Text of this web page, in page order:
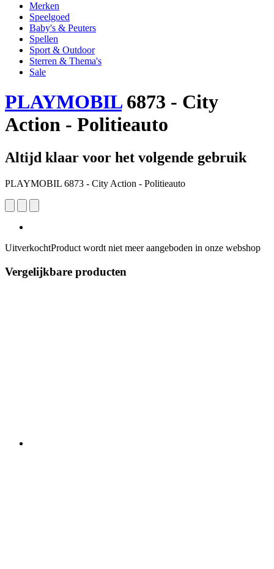
Merken
Speelgoed
Baby's & Peuters
Spellen
Sport & Outdoor
Sterren & Thema's
Sale
PLAYMOBIL6873 - City
Action - Politieauto
Altijd klaar voor het volgende gebruik
PLAYMOBIL 6873 - City Action - Politieauto
UitverkochtProduct wordt niet meer aangeboden in onze webshop
Vergelijkbare producten